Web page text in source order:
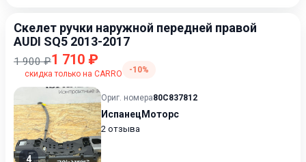
Скелет ручки наружной передней правой
AUDI SQ5 2013-2017
1 900 ₽1 710 ₽
скидка только на CARRO -10%
4
Ориг. номера80C837812
ИспанецМоторс
2 отзыва